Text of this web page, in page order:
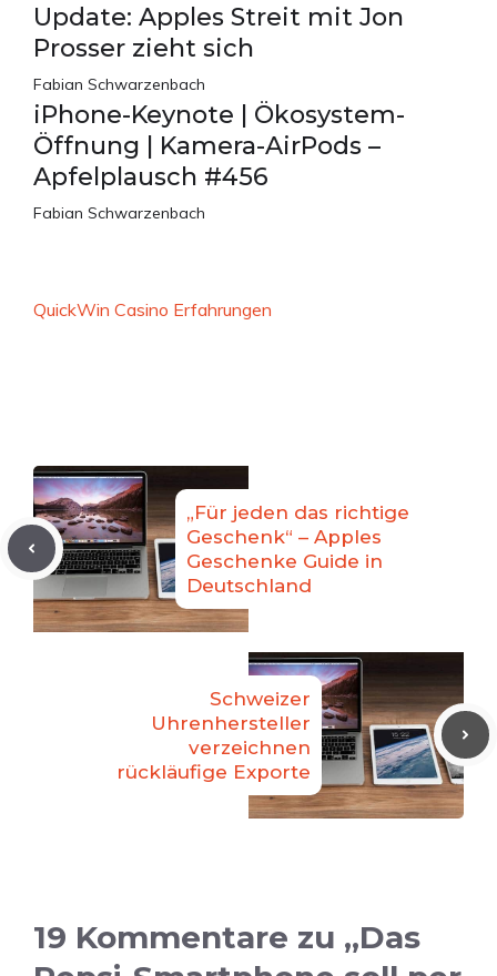
Update: Apples Streit mit Jon
Prosser zieht sich
Fabian Schwarzenbach
iPhone-Keynote | Ökosystem-
Öffnung | Kamera-AirPods –
Apfelplausch #456
Fabian Schwarzenbach
QuickWin Casino Erfahrungen
„Für jeden das richtige
Geschenk“ – Apples
Geschenke Guide in
Deutschland
Schweizer
Uhrenhersteller
verzeichnen
rückläufige Exporte
19 Kommentare zu „Das